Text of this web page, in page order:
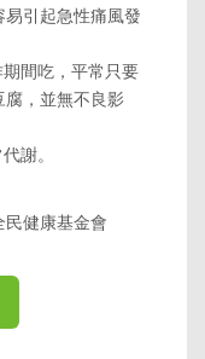
引起急性痛風發
間吃，平常只要
，並無不良影
謝。
健康基金會